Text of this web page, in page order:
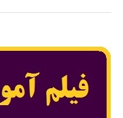
مبانی
های
عصبی